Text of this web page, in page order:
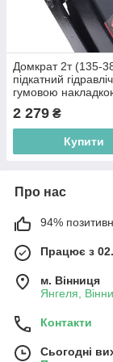
Домкрат 2т (135-
підкатний
гумовою
2 279 ₴
Купити
Про нас
94%
Працює з
м. Вінниця
Янгеля,
Контакти
Сьогодні